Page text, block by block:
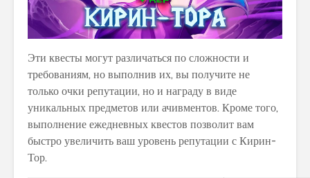
Эти квесты могут различаться по сложности и
требованиям, но выполнив их, вы получите не
только очки репутации, но и награду в виде
уникальных предметов или ачивментов. Кроме того,
выполнение ежедневных квестов позволит вам
быстро увеличить ваш уровень репутации с Кирин-
Тор.